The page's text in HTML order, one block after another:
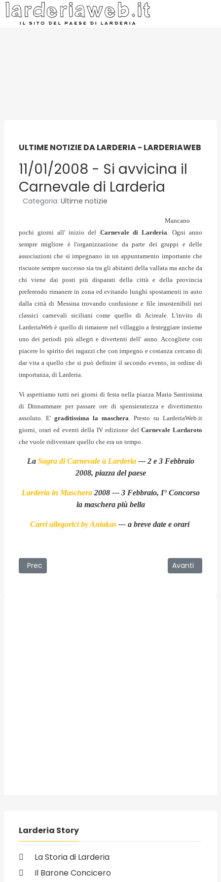
ULTIME NOTIZIE DA LARDERIA - LARDERIAWEB
11/01/2008 - Si avvicina il
Carnevale di Larderia
Categoria: Ultime notizie
Mancano
pochi giorni all' inizio del Carnevale di Larderia. Ogni anno
sempre migliore è l'organizzazione da parte dei gruppi e delle
associazioni che si impegnano in un appuntamento importante che
riscuote sempre successo sia tra gli abitanti della vallata ma anche da
chi viene dai posti più disparati della città e della provincia
preferendo rimanere in zona ed evitando lunghi spostamenti in auto
dalla città di Messina trovando confusione e file insostenibili nei
classici carnevali siciliani come quello di Acireale. L'invito di
LarderiaWeb è quello di rimanere nel villaggio a festeggiare insieme
uno dei periodi più allegri e divertenti dell' anno. Accogliete con
piacere lo spirito dei ragazzi che con impegno e costanza cercano di
dar vita a quello che si può definire il secondo evento, in ordine di
importanza, di Larderia.
Vi aspettiamo tutti nei giorni di festa nella piazza Maria Santissima
di Dinnammare per passare ore di spensieratezza e divertimento
assoluto. E' graditissima la maschera. Presto su LarderiaWeb.it
giorni, orari ed eventi della IV edizione delCarnevale Lardaroto
che vuole ridiventare quello che era un tempo.
La Sagra di Carnevale a Larderia--- 2 e 3 Febbraio
2008, piazza del paese
Larderia in Maschera2008 --- 3 Febbraio, I° Concorso
la maschera più bella
Carri allegorici by Aniakas--- a breve date e orari
Articolo precedente: 14/01/2008 - Larderia in Maschera
Prec Articolo
Avanti
Larderia Story
La Storia di Larderia
Il Barone Concicero